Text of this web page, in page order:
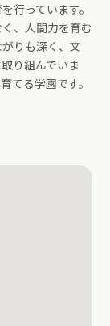
行っています。
、人間力を育む
りも深く、文
り組んでいま
てる学園です。